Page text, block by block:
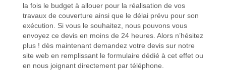
la fois le budget à allouer pour la réalisation de vos
travaux de couverture ainsi que le délai prévu pour son
exécution. Si vous le souhaitez, nous pouvons vous
envoyez ce devis en moins de 24 heures. Alors n’hésitez
plus ! dès maintenant demandez votre devis sur notre
site web en remplissant le formulaire dédié à cet effet ou
en nous joignant directement par téléphone.